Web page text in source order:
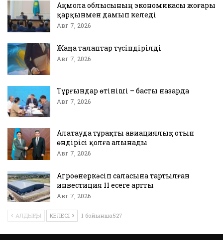
Ақмола облысының экономикасы жоғары
қарқынмен дамып келеді
Авг 7, 2026
Жаңа талаптар түсіндірілді
Авг 7, 2026
Тұрғындар өтініші – басты назарда
Авг 7, 2026
Алатауда тұрақты авиациялық отын
өндірісі қолға алынады
Авг 7, 2026
Агроөнеркәсіп саласына тартылған
инвестиция 11 есеге артты
Авг 7, 2026
АЛДЫҢҒЫ КЕЛЕСІ 1 бойынша527